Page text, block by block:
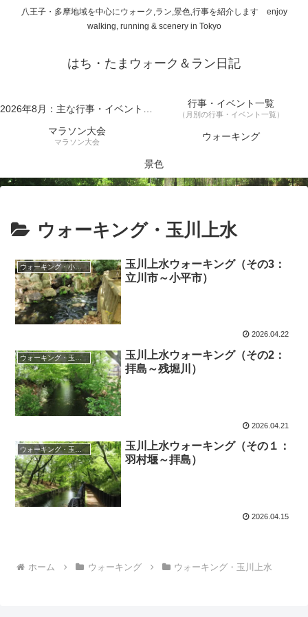
八王子・多摩地域を中心にウォーク,ラン,景色,行事を紹介します enjoy
walking, running & scenery in Tokyo
はち・たまウォーク＆ラン日記
2026年8月：主な行事・イベント一覧 行事・イベント一覧
（月別の行事・イベント一覧）
マラソン大会
マラソン大会 ウォーキング
景色
ウォーキング・玉川上水
ウォーキング・小平市
玉川上水ウォーキング（その3：
立川市～小平市）
2026.04.22
ウォーキング・玉川上水
玉川上水ウォーキング（その2：
拝島～残堀川）
2026.04.21
ウォーキング・玉川上水
玉川上水ウォーキング（その１：
羽村堰～拝島）
2026.04.15
ホーム ウォーキング ウォーキング・玉川上水